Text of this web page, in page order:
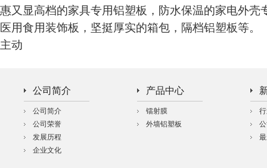
惠又显高档的家具专用铝塑板，防水保温的家电外壳
医用食用装饰板，坚挺厚实的箱包，隔档铝塑板等。
主动
公司简介
公司简介
公司荣誉
发展历程
企业文化
产品中心
镭射膜
外墙铝塑板